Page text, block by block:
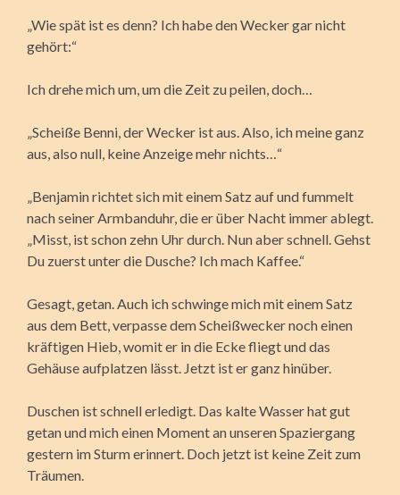
„Wie spät ist es denn? Ich habe den Wecker gar nicht
gehört:“
Ich drehe mich um, um die Zeit zu peilen, doch…
„Scheiße Benni, der Wecker ist aus. Also, ich meine ganz
aus, also null, keine Anzeige mehr nichts…“
„Benjamin richtet sich mit einem Satz auf und fummelt
nach seiner Armbanduhr, die er über Nacht immer ablegt.
„Misst, ist schon zehn Uhr durch. Nun aber schnell. Gehst
Du zuerst unter die Dusche? Ich mach Kaffee.“
Gesagt, getan. Auch ich schwinge mich mit einem Satz
aus dem Bett, verpasse dem Scheißwecker noch einen
kräftigen Hieb, womit er in die Ecke fliegt und das
Gehäuse aufplatzen lässt. Jetzt ist er ganz hinüber.
Duschen ist schnell erledigt. Das kalte Wasser hat gut
getan und mich einen Moment an unseren Spaziergang
gestern im Sturm erinnert. Doch jetzt ist keine Zeit zum
Träumen.